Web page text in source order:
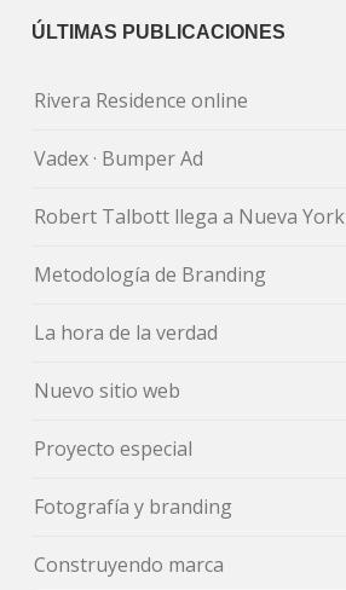
ÚLTIMAS PUBLICACIONES
Rivera Residence online
Vadex · Bumper Ad
Robert Talbott llega a Nueva York
Metodología de Branding
La hora de la verdad
Nuevo sitio web
Proyecto especial
Fotografía y branding
Construyendo marca